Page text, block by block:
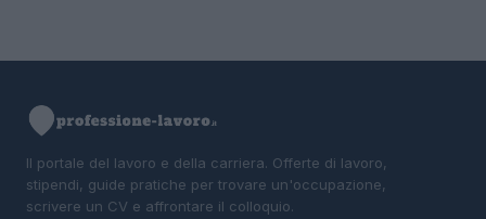
Il portale del lavoro e della carriera. Offerte di lavoro,
stipendi, guide pratiche per trovare un'occupazione,
scrivere un CV e affrontare il colloquio.